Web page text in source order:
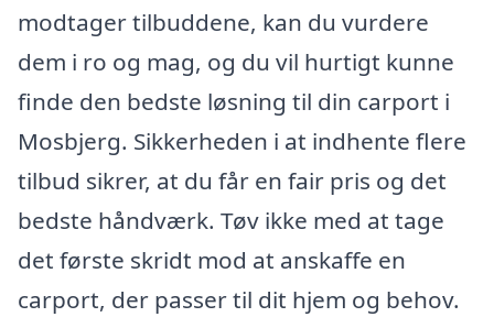
modtager tilbuddene, kan du vurdere
dem i ro og mag, og du vil hurtigt kunne
finde den bedste løsning til din carport i
Mosbjerg. Sikkerheden i at indhente flere
tilbud sikrer, at du får en fair pris og det
bedste håndværk. Tøv ikke med at tage
det første skridt mod at anskaffe en
carport, der passer til dit hjem og behov.